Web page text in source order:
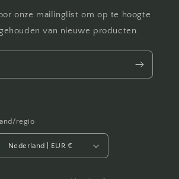
onze mailinglist om op te hoogte
van nieuwe producten.
regio
Nederland | EUR €